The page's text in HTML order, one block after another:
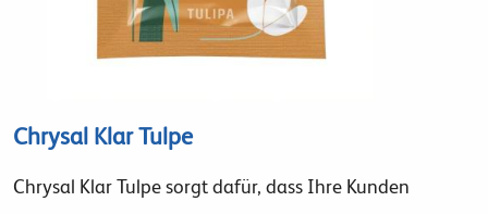
Chrysal Klar Tulpe
Chrysal Klar Tulpe sorgt dafür, dass Ihre Kunden